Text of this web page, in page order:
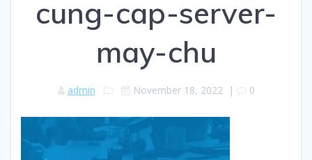
cung-cap-server-
may-chu
admin November 18, 2022 | 0